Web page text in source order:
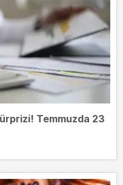
Temmuzda 23